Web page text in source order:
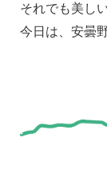
それでも美し
今日は、安曇